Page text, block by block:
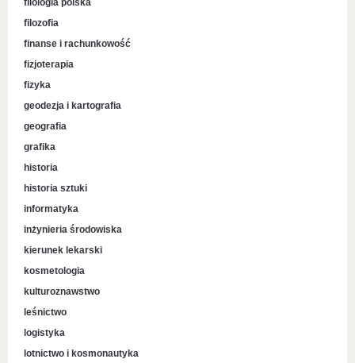
filozofia
finanse i rachunkowość
fizjoterapia
fizyka
geodezja i kartografia
geografia
grafika
historia
historia sztuki
informatyka
inżynieria środowiska
kierunek lekarski
kosmetologia
kulturoznawstwo
leśnictwo
logistyka
lotnictwo i kosmonautyka